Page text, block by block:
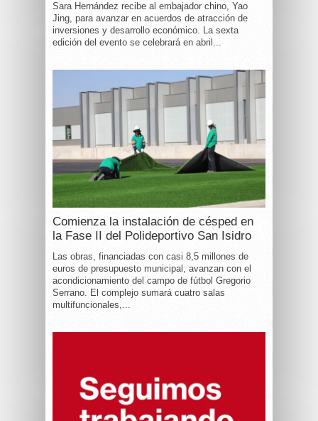
Sara Hernández recibe al embajador chino, Yao
Jing, para avanzar en acuerdos de atracción de
inversiones y desarrollo económico. La sexta
edición del evento se celebrará en abril...
Comienza la instalación de césped en
la Fase II del Polideportivo San Isidro
Las obras, financiadas con casi 8,5 millones de
euros de presupuesto municipal, avanzan con el
acondicionamiento del campo de fútbol Gregorio
Serrano. El complejo sumará cuatro salas
multifuncionales,...